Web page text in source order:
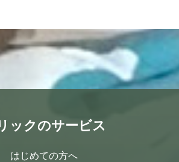
ックのサービス
はじめての方へ